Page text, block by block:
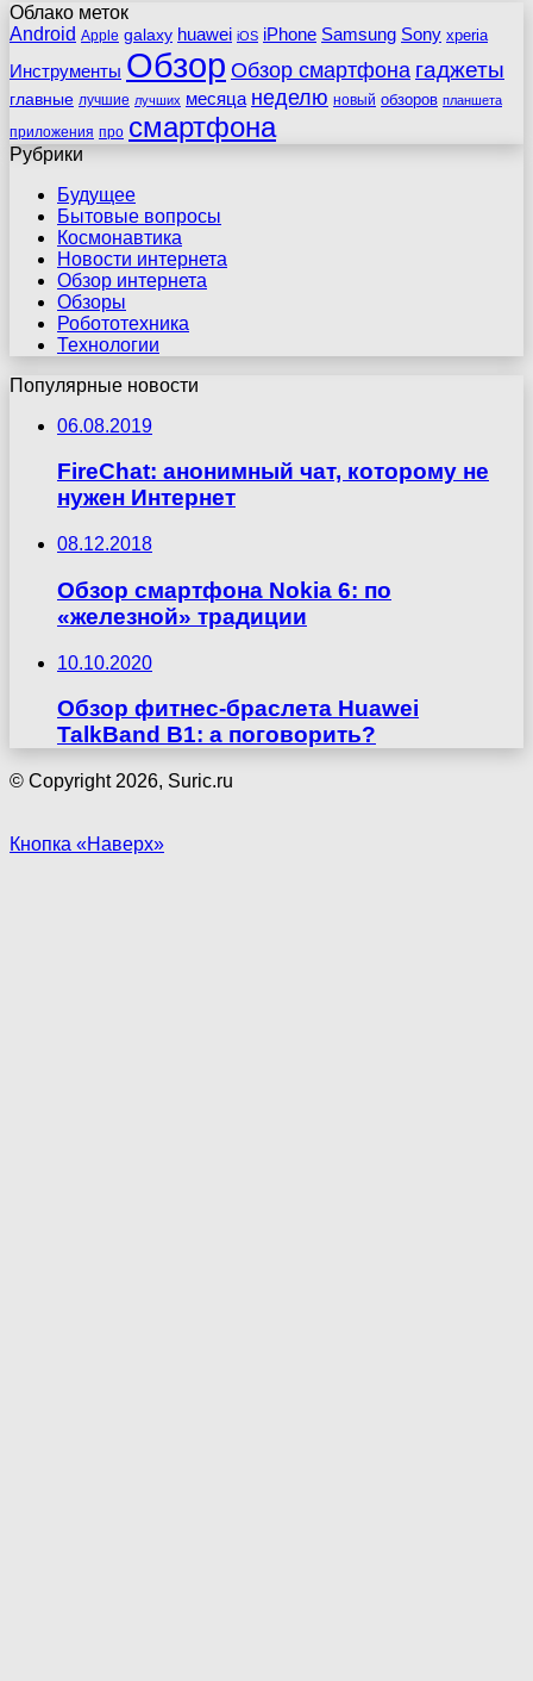
Облако меток
Android Apple galaxy huawei iOS iPhone Samsung Sony xperia
Инструменты Обзор Обзор смартфона гаджеты
главные лучшие лучших месяца неделю новый обзоров планшета
приложения про смартфона
Рубрики
Будущее
Бытовые вопросы
Космонавтика
Новости интернета
Обзор интернета
Обзоры
Робототехника
Технологии
Популярные новости
06.08.2019
FireChat: анонимный чат, которому не
нужен Интернет
08.12.2018
Обзор смартфона Nokia 6: по
«железной» традиции
10.10.2020
Обзор фитнес-браслета Huawei
TalkBand B1: а поговорить?
© Copyright 2026, Suric.ru
Кнопка «Наверх»